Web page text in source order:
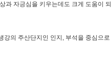
자긍심을 키우는데도 크게 도움이 되
의 주산단지인 인지, 부석을 중심으로